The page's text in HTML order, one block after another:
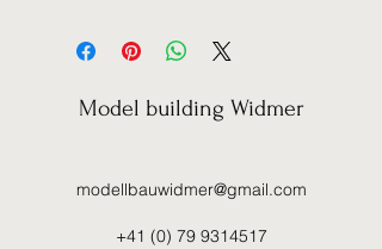
Model building Widmer
modellbauwidmer@gmail.com
+41 (0) 79 9314517